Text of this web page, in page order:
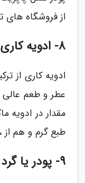
از فروشگاه های
8- ادویه کاری
ادویه کاری از
عطر و طعم عالی
مقدار در ادویه
طبع گرم و هم از
9- پودر یا گرد لیمو عمانی